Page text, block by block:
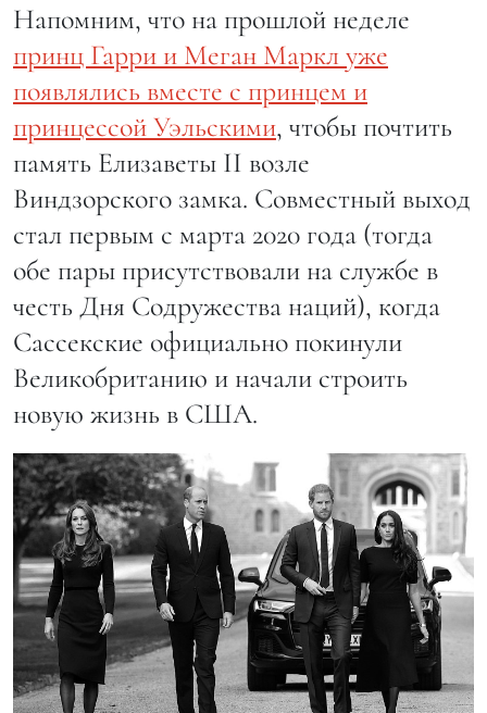
Напомним, что на прошлой неделе
принц Гарри и Меган Маркл уже
появлялись вместе с принцем и
принцессой Уэльскими, чтобы почтить
память Елизаветы II возле
Виндзорского замка. Совместный выход
стал первым с марта 2020 года (тогда
обе пары присутствовали на службе в
честь Дня Содружества наций), когда
Сассекские официально покинули
Великобританию и начали строить
новую жизнь в США.